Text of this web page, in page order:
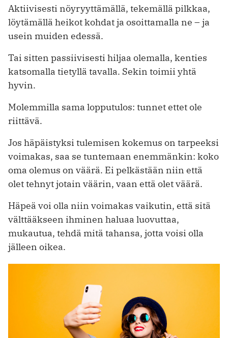
Aktiivisesti nöyryyttämällä, tekemällä pilkkaa,
löytämällä heikot kohdat ja osoittamalla ne – ja
usein muiden edessä.
Tai sitten passiivisesti hiljaa olemalla, kenties
katsomalla tietyllä tavalla. Sekin toimii yhtä
hyvin.
Molemmilla sama lopputulos: tunnet ettet ole
riittävä.
Jos häpäistyksi tulemisen kokemus on tarpeeksi
voimakas, saa se tuntemaan enemmänkin: koko
oma olemus on väärä. Ei pelkästään niin että
olet tehnyt jotain väärin, vaan että olet väärä.
Häpeä voi olla niin voimakas vaikutin, että sitä
välttääkseen ihminen haluaa luovuttaa,
mukautua, tehdä mitä tahansa, jotta voisi olla
jälleen oikea.